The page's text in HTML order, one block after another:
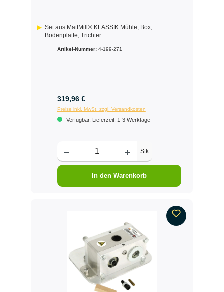
Set aus MattMill® KLASSIK Mühle, Box,
Bodenplatte, Trichter
Artikel-Nummer: 4-199-271
319,96 €
Preise inkl. MwSt. zzgl. Versandkosten
Verfügbar, Lieferzeit: 1-3 Werktage
Stk
In den Warenkorb